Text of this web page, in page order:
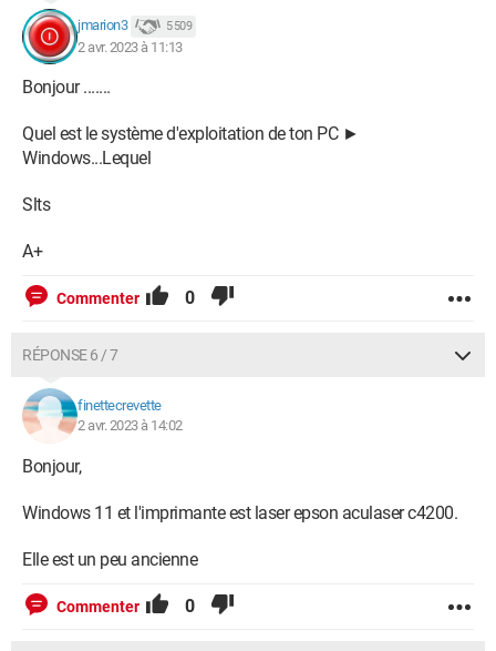
jmarion3 5 509
2 avr. 2023 à 11:13
Bonjour .......
Quel est le système d'exploitation de ton PC ►
Windows...Lequel
Slts
A+
Commenter 0
RÉPONSE 6 / 7
finettecrevette
2 avr. 2023 à 14:02
Bonjour,
Windows 11 et l'imprimante est laser epson aculaser c4200.
Elle est un peu ancienne
Commenter 0